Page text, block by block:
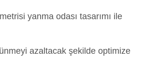
yanma odası tasarımı ile
azaltacak şekilde optimize